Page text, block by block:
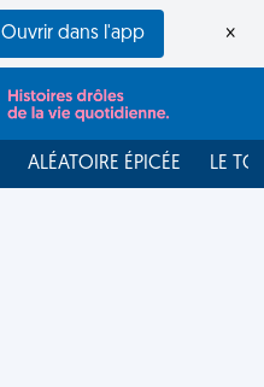
Ouvrir dans l'app ×
ALÉATOIRE ÉPICÉE LE